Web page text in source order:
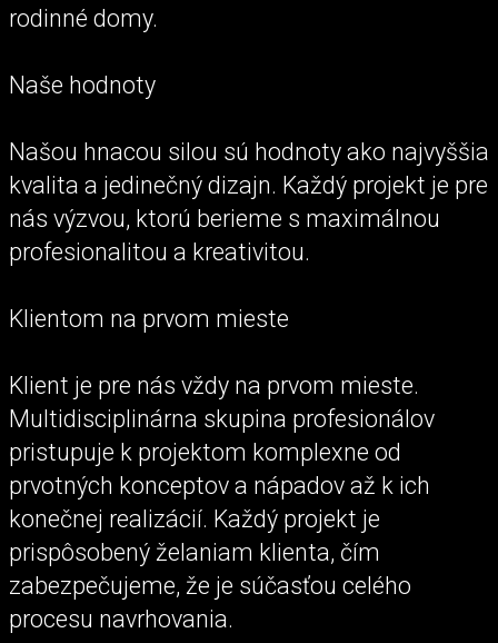
rodinné domy.
Naše hodnoty
Našou hnacou silou sú hodnoty ako najvyššia
kvalita a jedinečný dizajn. Každý projekt je pre
nás výzvou, ktorú berieme s maximálnou
profesionalitou a kreativitou.
Klientom na prvom mieste
Klient je pre nás vždy na prvom mieste.
Multidisciplinárna skupina profesionálov
pristupuje k projektom komplexne od
prvotných konceptov a nápadov až k ich
konečnej realizácií. Každý projekt je
prispôsobený želaniam klienta, čím
zabezpečujeme, že je súčasťou celého
procesu navrhovania.